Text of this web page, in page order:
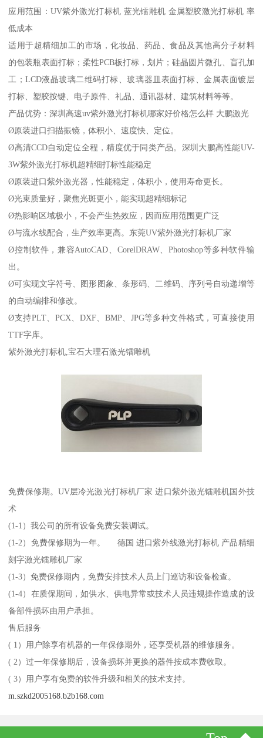
应用范围：UV紫外激光打标机 蓝光镭雕机 金属塑胶激光打标机 率
低成本
适用于超精细加工的市场，化妆品、药品、食品及其他高分子材料
的包装瓶表面打标；柔性PCB板打标，划片；硅晶圆片微孔、盲孔加
工；LCD液晶玻璃二维码打标、玻璃器皿表面打标、金属表面镀层
打标、塑胶按键、电子原件、礼品、通讯器材、建筑材料等等。
产品优势：深圳高速uv紫外激光打标机哪家好价格怎么样 大鹏激光
Ø原装进口扫描振镜，体积小、速度快、定位。
Ø高清CCD自动定位全程，精度优于同类产品。深圳大鹏高性能UV-
3W紫外激光打标机超精细打标性能稳定
Ø原装进口紫外激光器，性能稳定，体积小，使用寿命更长。
Ø光束质量好，聚焦光斑更小，能实现超精细标记
Ø热影响区域极小，不会产生热效应，因而应用范围更广泛
Ø与流水线配合，生产效率更高。东莞UV紫外激光打标机厂家
Ø控制软件，兼容AutoCAD、CorelDRAW、Photoshop等多种软件输
出。
Ø可实现文字符号、图形图象、条形码、二维码、序列号自动递增等
的自动编排和修改。
Ø支持PLT、PCX、DXF、BMP、JPG等多种文件格式，可直接使用
TTF字库。
紫外激光打标机,宝石大理石激光镭雕机
免费保修期。UV层冷光激光打标机厂家 进口紫外激光镭雕机国外技
术
(1-1）我公司的所有设备免费安装调试。
(1-2）免费保修期为一年。 德国 进口紫外线激光打标机 产品精细
刻字激光镭雕机厂家
(1-3）免费保修期内，免费安排技术人员上门巡访和设备检查。
(1-4）在质保期间，如供水、供电异常或技术人员违规操作造成的设
备部件损坏由用户承担。
售后服务
( 1）用户除享有机器的一年保修期外，还享受机器的维修服务。
( 2）过一年保修期后，设备损坏并更换的器件按成本费收取。
( 3）用户享有免费的软件升级和相关的技术支持。
m.szkd2005168.b2b168.com